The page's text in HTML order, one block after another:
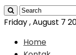
Friday , August 7
Home